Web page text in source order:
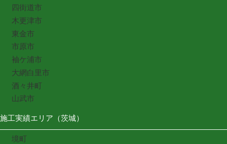
四街道市
木更津市
東金市
市原市
袖ケ浦市
大網白里市
酒々井町
山武市
施工実績エリア（茨城）
境町